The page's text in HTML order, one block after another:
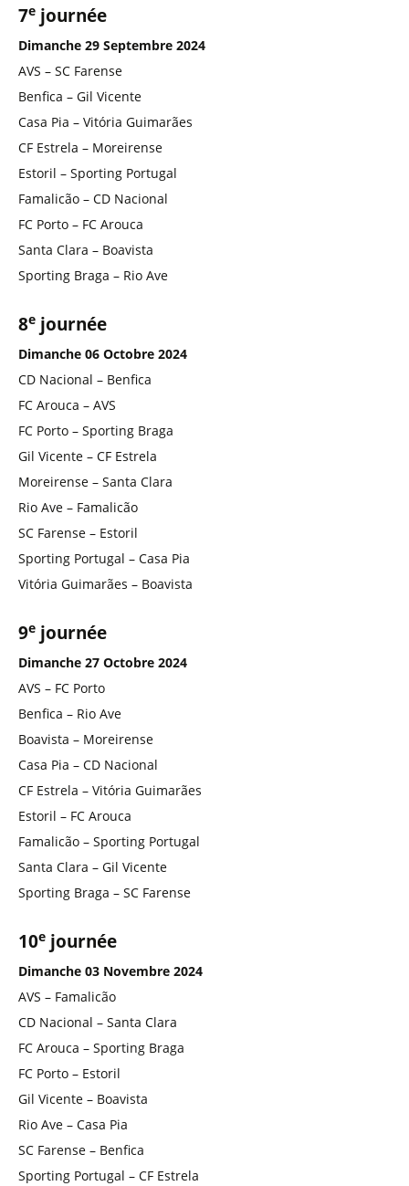
7e journée
Dimanche 29 Septembre 2024
AVS – SC Farense
Benfica – Gil Vicente
Casa Pia – Vitória Guimarães
CF Estrela – Moreirense
Estoril – Sporting Portugal
Famalicão – CD Nacional
FC Porto – FC Arouca
Santa Clara – Boavista
Sporting Braga – Rio Ave
8e journée
Dimanche 06 Octobre 2024
CD Nacional – Benfica
FC Arouca – AVS
FC Porto – Sporting Braga
Gil Vicente – CF Estrela
Moreirense – Santa Clara
Rio Ave – Famalicão
SC Farense – Estoril
Sporting Portugal – Casa Pia
Vitória Guimarães – Boavista
9e journée
Dimanche 27 Octobre 2024
AVS – FC Porto
Benfica – Rio Ave
Boavista – Moreirense
Casa Pia – CD Nacional
CF Estrela – Vitória Guimarães
Estoril – FC Arouca
Famalicão – Sporting Portugal
Santa Clara – Gil Vicente
Sporting Braga – SC Farense
10e journée
Dimanche 03 Novembre 2024
AVS – Famalicão
CD Nacional – Santa Clara
FC Arouca – Sporting Braga
FC Porto – Estoril
Gil Vicente – Boavista
Rio Ave – Casa Pia
SC Farense – Benfica
Sporting Portugal – CF Estrela